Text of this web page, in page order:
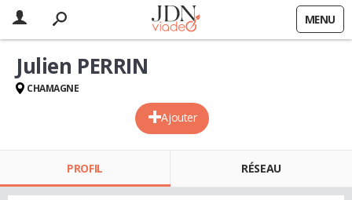
MENU
Ajouter
Julien PERRIN
CHAMAGNE
PROFIL RÉSEAU